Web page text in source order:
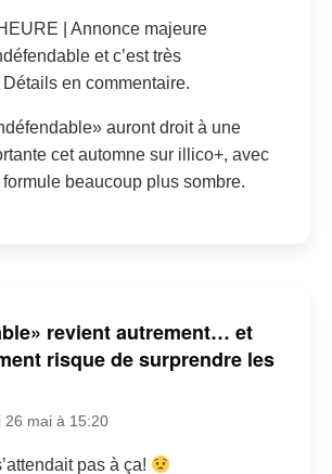
| Annonce majeure
et c’est très
en commentaire.
auront droit à une
cet automne sur illico+, avec
beaucoup plus sombre.
revient autrement… et
risque de surprendre les
26 mai à 15:20
pas à ça!